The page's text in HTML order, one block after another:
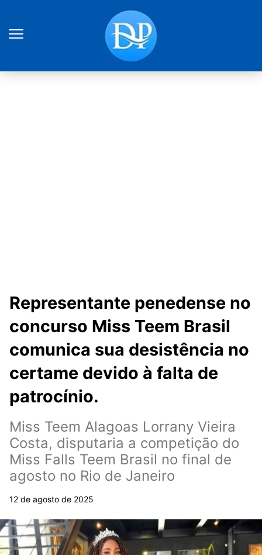
Representante penedense no
concurso Miss Teem Brasil
comunica sua desistência no
certame devido à falta de
patrocínio.
Miss Teem Alagoas Lorrany Vieira
Costa, disputaria a competição do
Miss Falls Teem Brasil no final de
agosto no Rio de Janeiro
12 de agosto de 2025